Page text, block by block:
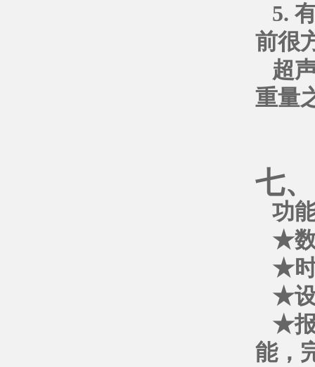
5.
前很
超
重量
七
功
★数
★时
★设
★报
能，